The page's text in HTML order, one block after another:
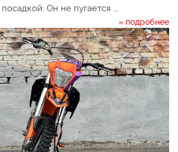
Он не пугается ...
» подробнее